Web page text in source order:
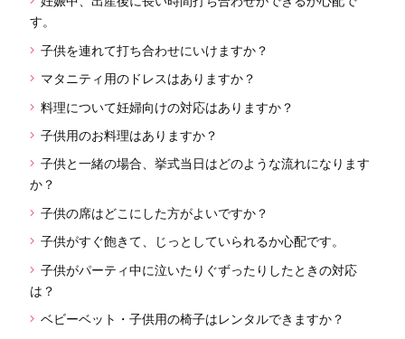
す。
子供を連れて打ち合わせにいけますか？
マタニティ用のドレスはありますか？
料理について妊婦向けの対応はありますか？
子供用のお料理はありますか？
子供と一緒の場合、挙式当日はどのような流れになります
か？
子供の席はどこにした方がよいですか？
子供がすぐ飽きて、じっとしていられるか心配です。
子供がパーティ中に泣いたりぐずったりしたときの対応
は？
ベビーベット・子供用の椅子はレンタルできますか？